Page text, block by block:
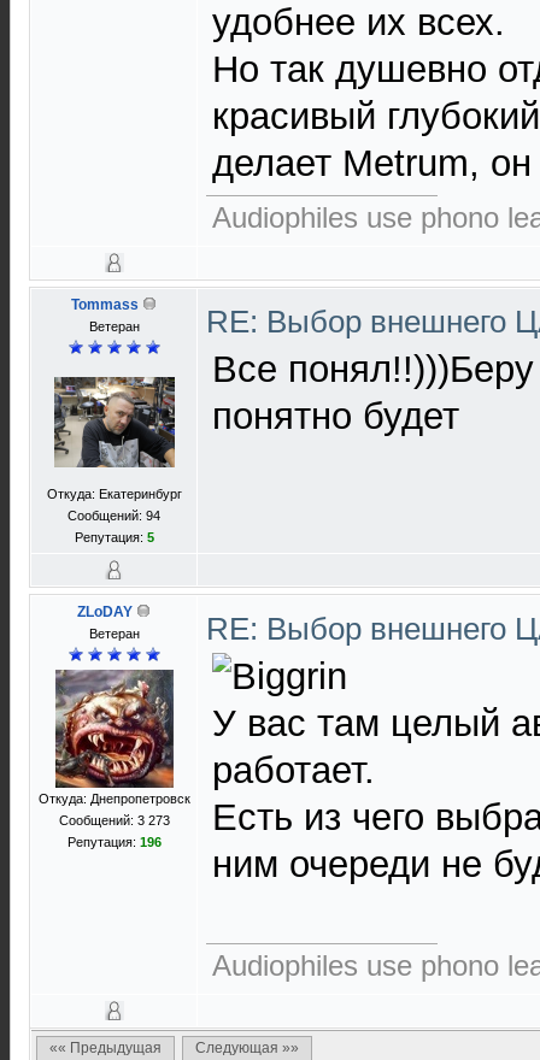
удобнее их всех.
Но так душевно
красивый
делает Metrum,
Audiophiles use phono
Tommass
Ветеран
Откуда: Екатеринбург
Сообщений: 94
Репутация: 5
RE: Выбор внешнего
Все
понятно будет
ZLoDAY
Ветеран
Откуда: Днепропетровск
Сообщений: 3 273
Репутация: 196
RE: Выбор внешнего
У вас там целый
работает.
Есть из чего
ним очереди не
Audiophiles use phono
«« Предыдущая Следующая »»